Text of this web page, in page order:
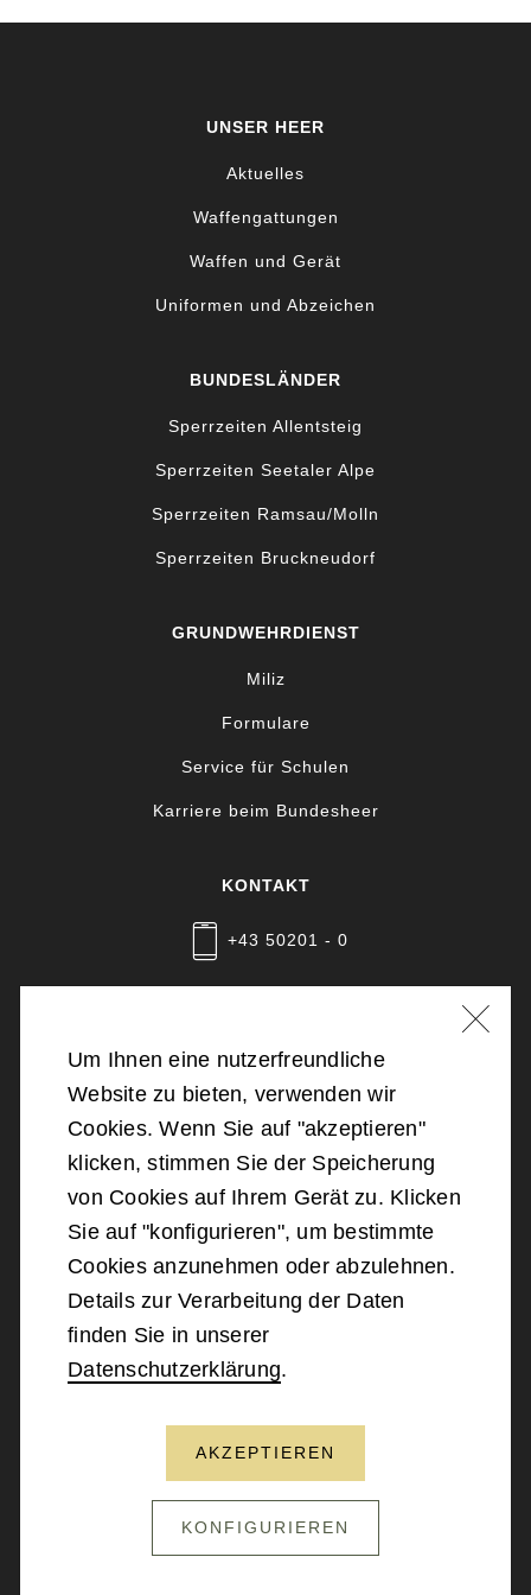
UNSER HEER
Aktuelles
Waffengattungen
Waffen und Gerät
Uniformen und Abzeichen
BUNDESLÄNDER
Sperrzeiten Allentsteig
Sperrzeiten Seetaler Alpe
Sperrzeiten Ramsau/Molln
Sperrzeiten Bruckneudorf
GRUNDWEHRDIENST
Miliz
Formulare
Service für Schulen
Karriere beim Bundesheer
KONTAKT
+43 50201 - 0
2026Bundesministerium für Landesverteidigung
Barrierefreiheit
Datenschutz
Kontakt
Um Ihnen eine nutzerfreundliche
Website zu bieten, verwenden wir
Cookies. Wenn Sie auf "akzeptieren"
klicken, stimmen Sie der Speicherung
von Cookies auf Ihrem Gerät zu. Klicken
Sie auf "konfigurieren", um bestimmte
Cookies anzunehmen oder abzulehnen.
Details zur Verarbeitung der Daten
finden Sie in unserer
Datenschutzerklärung.
AKZEPTIEREN
KONFIGURIEREN